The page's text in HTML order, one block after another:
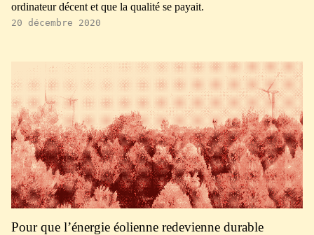
ordinateur décent et que la qualité se payait.
20 décembre 2020
Pour que l’énergie éolienne redevienne durable